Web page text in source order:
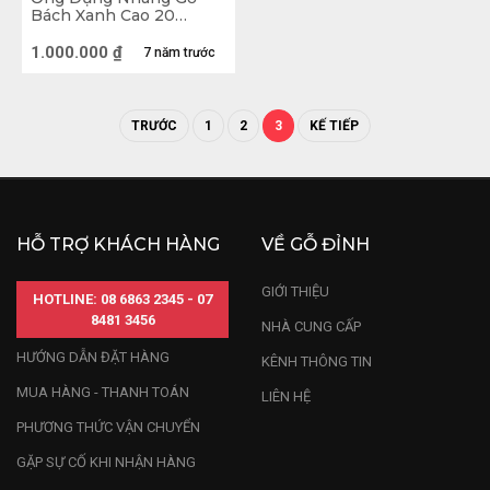
Bách Xanh Cao 20
7 năm trước
1.000.000 ₫
TRƯỚC 1 2 3 KẾ TIẾP
HỖ TRỢ KHÁCH HÀNG
HOTLINE: 08 6863 2345 - 07
8481 3456
HƯỚNG DẪN ĐẶT HÀNG
MUA HÀNG - THANH TOÁN
PHƯƠNG THỨC VẬN CHUYỂN
GẶP SỰ CỐ KHI NHẬN HÀNG
VỀ GỖ ĐỈNH
GIỚI THIỆU
NHÀ CUNG CẤP
KÊNH THÔNG TIN
LIÊN HỆ